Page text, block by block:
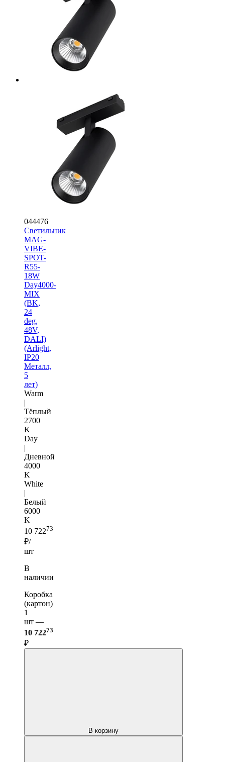
044476
Светильник
MAG-
VIBE-
SPOT-
R55-
18W
Day4000-
MIX
(BK,
24
deg,
48V,
DALI)
(Arlight,
IP20
Металл,
5
лет)
Warm
|
Тёплый
2700
K
Day
|
Дневной
4000
K
White
|
Белый
6000
K
10 72273
₽/
шт
В
наличии
Коробка
(картон)
1
шт —
10 72273
₽
В корзину